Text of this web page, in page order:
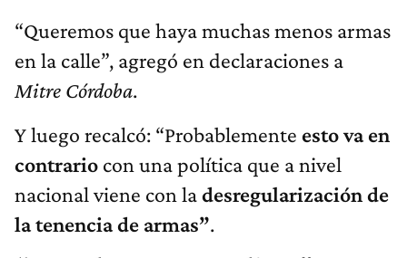
“Queremos que haya muchas menos armas
en la calle”, agregó en declaraciones a
Mitre Córdoba.
Y luego recalcó: “Probablemente esto va en
contrario con una política que a nivel
nacional viene con ladesregularización de
la tenencia de armas”.